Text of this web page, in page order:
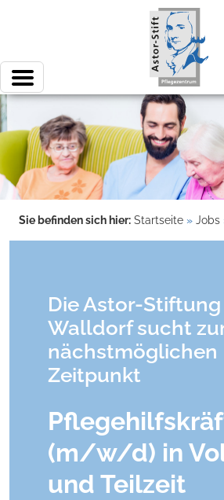
Sie befinden sich hier: Startseite » Jobs
Die Astor-Stiftung
Walldorf sucht
nächstmöglichen
Zeitpunkt
(m/w/d) in
und Teilzeit